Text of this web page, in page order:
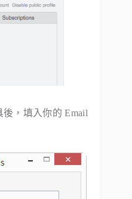
後，填入你的 Email